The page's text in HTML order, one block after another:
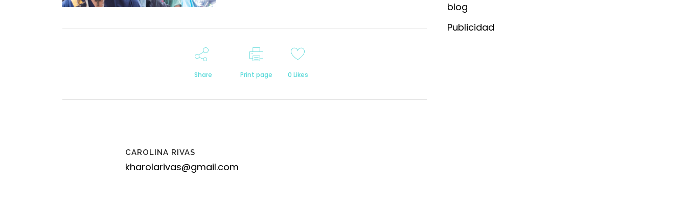
Share Print page 0 Likes
CAROLINA RIVAS
kharolarivas@gmail.com
blog
Publicidad